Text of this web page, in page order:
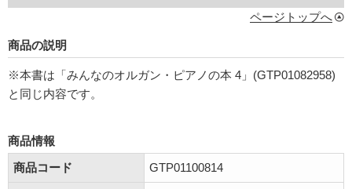
ページトップへ
商品の説明
※本書は「みんなのオルガン・ピアノの本 4」(GTP01082958)
と同じ内容です。
商品情報
商品コード
GTP01100814